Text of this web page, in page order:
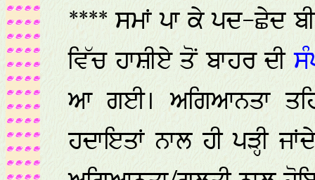
**** ਸਮਾਂ ਪਾ ਕੇ ਪਦ-ਛੇਦ
ਵਿੱਚ ਹਾਸ਼ੀਏ ਤੋਂ ਬਾਹਰ ਦੀ
ਆ ਗਈ। ਅਗਿਆਨਤਾ
ਹਦਾਇਤਾਂ ਨਾਲ ਹੀ ਪੜ੍ਹੀ